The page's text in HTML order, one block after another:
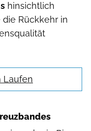
hinsichtlich
Rückkehr in
Laufen